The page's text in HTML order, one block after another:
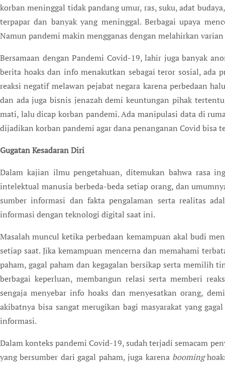
korban meninggal tidak pandang umur, ras, suku, adat
terpapar dan banyak yang meninggal. Berbagai upaya
Namun pandemi makin mengganas dengan melahirkan
Bersamaan dengan Pandemi Covid-19, lahir juga banyak
berita hoaks dan info menakutkan sebagai teror sosial,
reaksi negatif melawan pejabat negara karena perbedaan
dan ada juga bisnis jenazah demi keuntungan pihak
mati, lalu dicap korban pandemi. Ada manipulasi data di
dijadikan korban pandemi agar dana penanganan Covid bisa
Gugatan Kesadaran Diri
Dalam kajian ilmu pengetahuan, ditemukan bahwa rasa
intelektual manusia berbeda-beda setiap orang, dan
sumber informasi dan fakta pengalaman serta realitas
informasi dengan teknologi digital saat ini.
Masalah muncul ketika perbedaan kemampuan akal budi
setiap saat. Jika kemampuan mencerna dan memahami
paham, gagal paham dan kegagalan bersikap serta
berbagai keperluan, membangun relasi serta memberi
sengaja menyebar info hoaks dan menyesatkan orang,
akibatnya bisa sangat merugikan bagi masyarakat yang
informasi.
Dalam konteks pandemi Covid-19, sudah terjadi semacam
yang bersumber dari gagal paham, juga karena booming